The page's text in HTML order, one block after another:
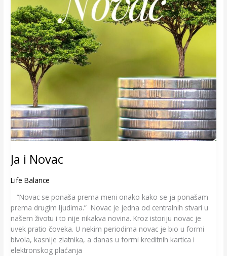
Ja i Novac
Life Balance
“Novac se ponaša prema meni onako kako se ja ponašam
prema drugim ljudima.” Novac je jedna od centralnih stvari u
našem životu i to nije nikakva novina. Kroz istoriju novac je
uvek pratio čoveka. U nekim periodima novac je bio u formi
bivola, kasnije zlatnika, a danas u formi kreditnih kartica i
elektronskog plaćanja